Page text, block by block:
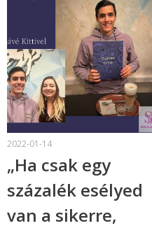
2022-01-14
„Ha csak egy
százalék esélyed
van a sikerre,